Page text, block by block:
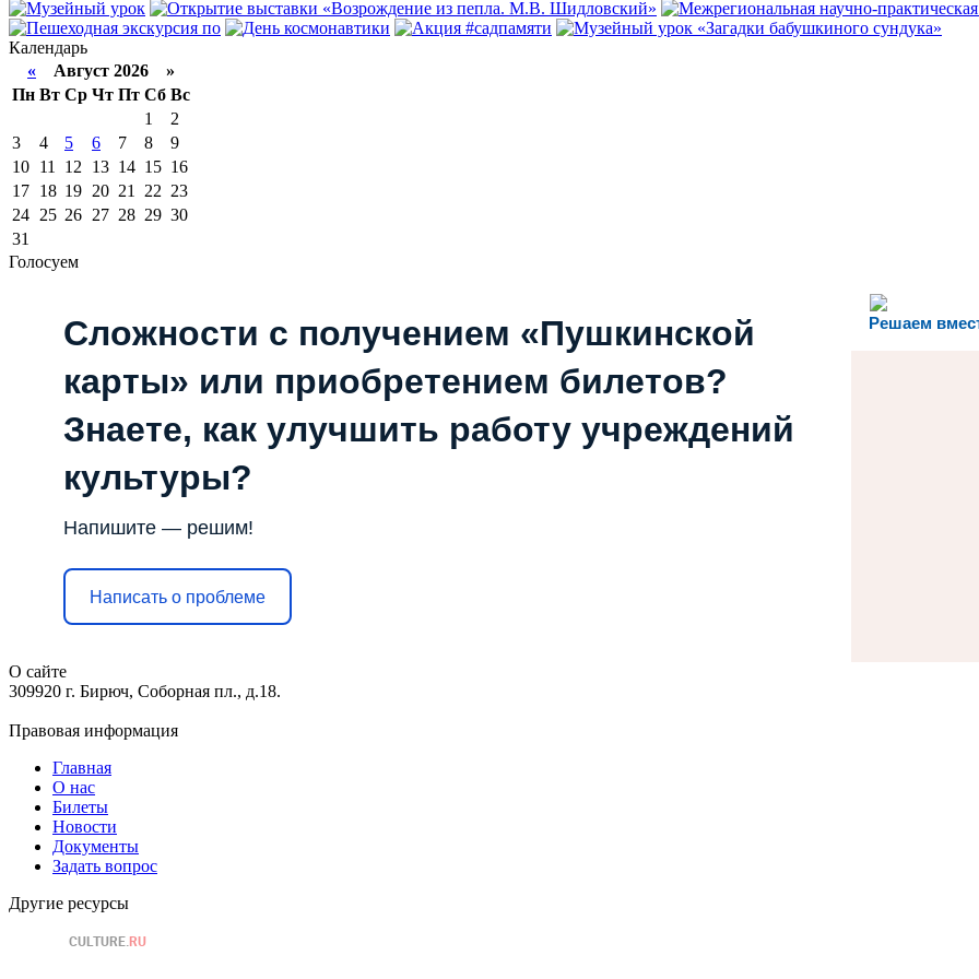
Календарь
« Август 2026 »
Пн Вт Ср Чт Пт Сб Вс
1
2
3
4 5 6 7 8
9
10 11 12 13 14 15 16
17 18 19 20 21 22 23
24 25 26 27 28 29 30
31
Голосуем
Решаем
Сложности с получением «Пушкинской
карты» или приобретением билетов?
Знаете, как улучшить работу учреждений
культуры?
Напишите — решим!
Написать о проблеме
О сайте
309920 г. Бирюч, Соборная пл., д.18.
Правовая информация
Главная
О нас
Билеты
Новости
Документы
Задать вопрос
Другие ресурсы